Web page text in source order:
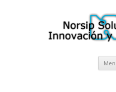
Norsip
El blog de la empresa